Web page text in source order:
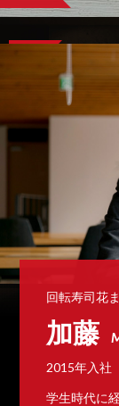
回転寿司花
加藤
2015年入社
学生時代に